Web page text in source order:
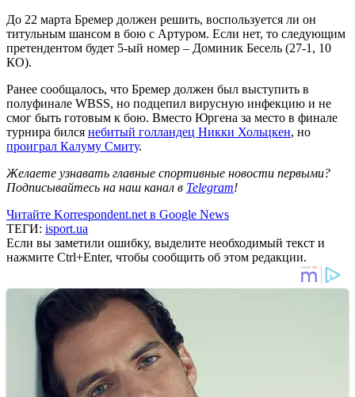
До 22 марта Бремер должен решить, воспользуется ли он
титульным шансом в бою с Артуром. Если нет, то следующим
претендентом будет 5-ый номер – Доминик Бесель (27-1, 10
КО).
Ранее сообщалось, что Бремер должен был выступить в
полуфинале WBSS, но подцепил вирусную инфекцию и не
смог быть готовым к бою. Вместо Юргена за место в финале
турнира бился небитый голландец Никки Хольцкен, но
проиграл Калуму Смиту.
Желаете узнавать главные спортивные новости первыми?
Подписывайтесь на наш канал в Telegram!
Читайте Korrespondent.net в Google News
ТЕГИ: isport.ua
Если вы заметили ошибку, выделите необходимый текст и
нажмите Ctrl+Enter, чтобы сообщить об этом редакции.